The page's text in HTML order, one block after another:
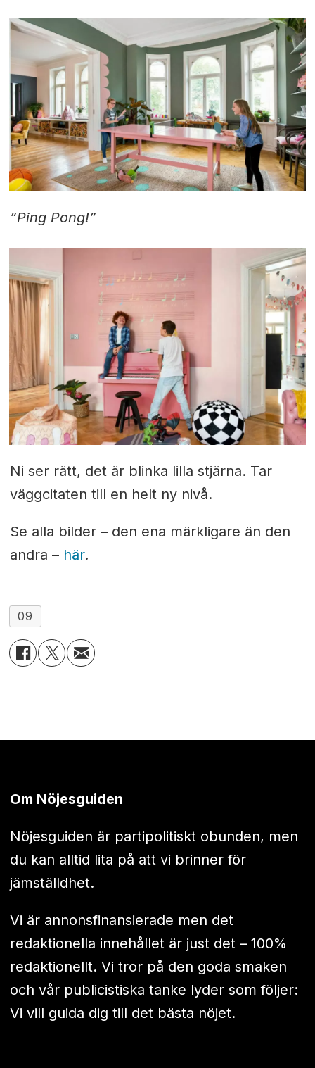
”Ping Pong!”
Ni ser rätt, det är blinka lilla stjärna. Tar
väggcitaten till en helt ny nivå.
Se alla bilder – den ena märkligare än den
andra – här.
09
Om Nöjesguiden
Nöjesguiden är partipolitiskt obunden, men
du kan alltid lita på att vi brinner för
jämställdhet.
Vi är annonsfinansierade men det
redaktionella innehållet är just det – 100%
redaktionellt. Vi tror på den goda smaken
och vår publicistiska tanke lyder som följer:
Vi vill guida dig till det bästa nöjet.